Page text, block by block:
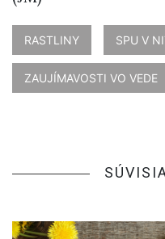
RASTLINY SPU V
ZAUJÍMAVOSTI VO VEDE